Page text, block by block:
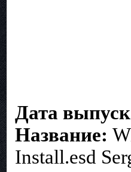
Дата
Название:
Install.esd